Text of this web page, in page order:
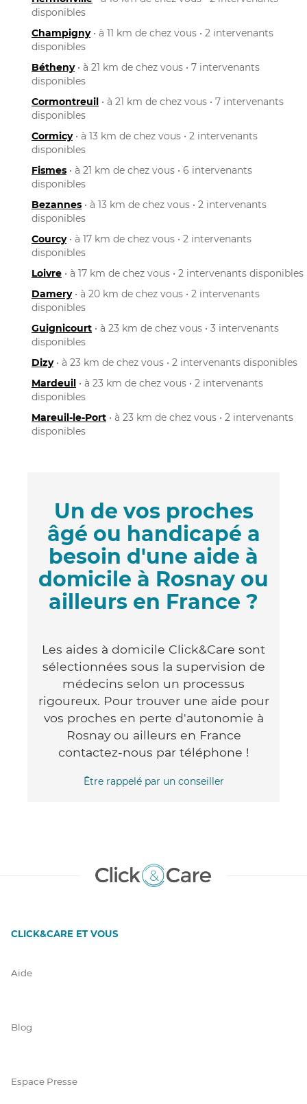
disponibles
Champigny• à 11 km de chez vous • 2 intervenants
disponibles
Bétheny• à 21 km de chez vous • 7 intervenants
disponibles
Cormontreuil • à 21 km de chez vous • 7 intervenants
disponibles
Cormicy• à 13 km de chez vous • 2 intervenants
disponibles
Fismes • à 21 km de chez vous • 6 intervenants
disponibles
Bezannes • à 13 km de chez vous • 2 intervenants
disponibles
Courcy• à 17 km de chez vous • 2 intervenants
disponibles
Loivre • à 17 km de chez vous • 2 intervenants disponibles
Damery• à 20 km de chez vous • 2 intervenants
disponibles
Guignicourt • à 23 km de chez vous • 3 intervenants
disponibles
Dizy• à 23 km de chez vous • 2 intervenants disponibles
Mardeuil • à 23 km de chez vous • 2 intervenants
disponibles
Mareuil-le-Port • à 23 km de chez vous • 2 intervenants
disponibles
Un de vos proches
âgé ou handicapé a
besoin d'une aide à
domicile à Rosnay ou
ailleurs en France ?
Les aides à domicile Click&Care sont
sélectionnées sous la supervision de
médecins selon un processus
rigoureux. Pour trouver une aide pour
vos proches en perte d'autonomie à
Rosnay ou ailleurs en France
contactez-nous par téléphone !
Être rappelé par un conseiller
CLICK&CARE ET VOUS
Aide
Blog
Espace Presse